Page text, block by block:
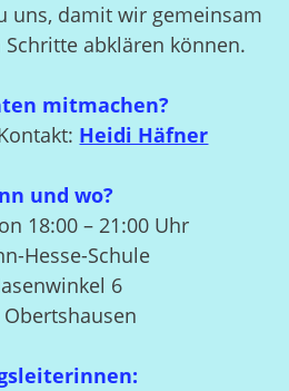
uns, damit wir gemeinsam
abklären können.
mitmachen?
Heidi Häfner
und wo?
18:00 – 21:00 Uhr
Hesse-Schule
6
Obertshausen